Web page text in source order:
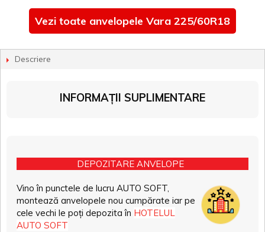
Vezi toate anvelopele Vara 225/60R18
Descriere
INFORMAȚII SUPLIMENTARE
DEPOZITARE ANVELOPE
Vino în punctele de lucru AUTO SOFT,
montează anvelopele nou cumpărate iar pe
cele vechi le poți depozita în HOTELUL
AUTO SOFT